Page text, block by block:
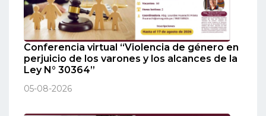
Conferencia virtual “Violencia de género en
perjuicio de los varones y los alcances de la
Ley N° 30364”
05-08-2026